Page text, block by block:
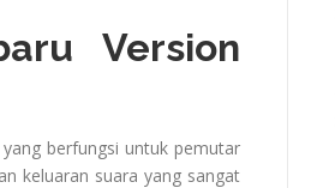
Version
berfungsi untuk pemutar
keluaran suara yang sangat